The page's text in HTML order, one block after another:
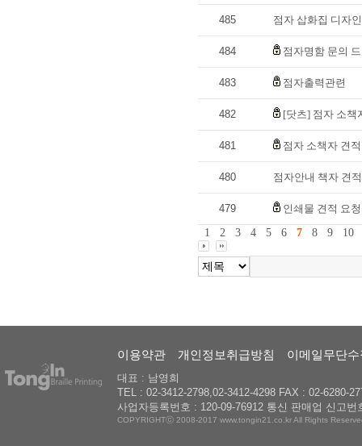
485 점자 삽화집 디자
484 점자명함 문의
483 점자출력관련
482 [닷츠] 점자 소책
481 점자 소책자 견
480 점자안내 책자 견
479
인쇄물 견적 요청
1
2 3 4 5 6 7 8 9 10
이용약관 개인정보취급방침 이메일무단
대표 : 남영희
TEL : 02-3412-2798,02-3412-4298 FAX : 02-6280-
사업자등록번호 : 120-09-76912 통신 판매업 신고번
COPYRIGHTⓒ 2008-2017 www.tongin21.co.kr All Rights